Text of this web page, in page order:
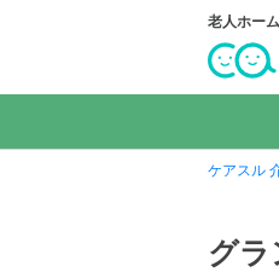
老人ホー
ケアスル
グ